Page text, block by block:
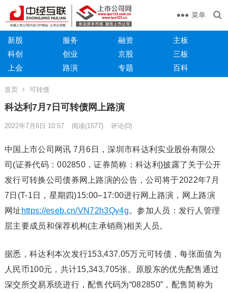
菜单
新股 服务 融资
主板
科创
创业 京股
三板
上会
路演 专题 百科
首页 可转债
科达利7月7日可转债网上路演
2022年7月6日 10:57 阅读(1577) 评论(0)
中国上市公司网讯 7月6日，深圳市科达利实业股份有限公
司(证券代码：002850，证券简称：科达利)披露了关于公开
发行可转换公司债券网上路演的公告，公司将于2022年7月
7日(T-1日，星期四)15:00–17:00进行网上路演，网上路演
网址 https://eseb.cn/VN72h3Qy4g。参加人员：发行人管理
层主要成员和保荐机构(主承销商)相关人员。
据悉，科达利本次发行153,437.05万元可转债，每张面值为
人民币100元，共计15,343,705张。原股东的优先配售通过
深交所交易系统进行，配售代码为“082850”，配售简称为